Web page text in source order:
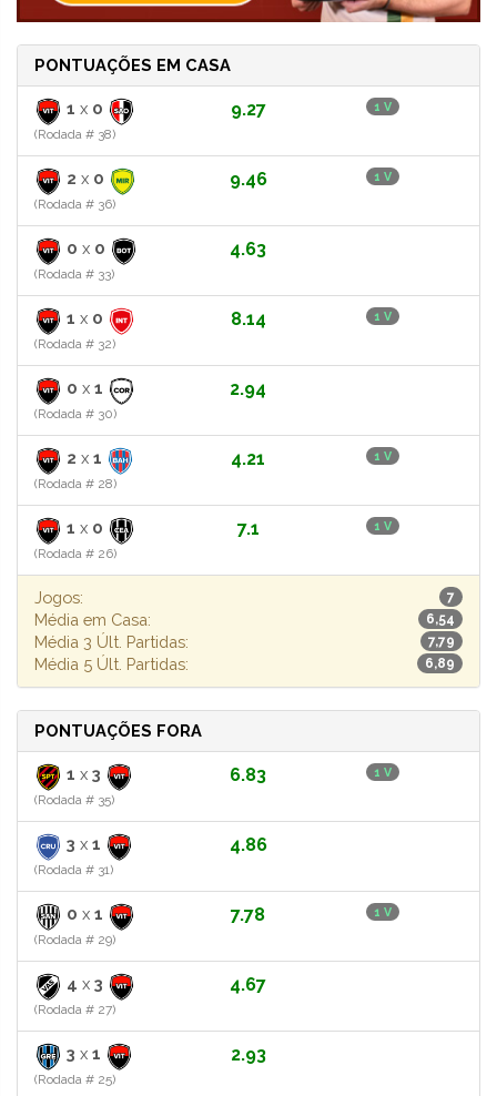
PONTUAÇÕES EM CASA
1 x 0
(Rodada # 38)
9.27 1 V
2 x 0
(Rodada # 36)
9.46 1 V
0 x 0
(Rodada # 33)
4.63
1 x 0
(Rodada # 32)
8.14 1 V
0 x 1
(Rodada # 30)
2.94
2 x 1
(Rodada # 28)
4.21 1 V
1 x 0
(Rodada # 26)
7.1 1 V
Jogos: 7
Média em Casa: 6,54
Média 3 Últ. Partidas: 7,79
Média 5 Últ. Partidas: 6,89
PONTUAÇÕES FORA
1 x 3
(Rodada # 35)
6.83 1 V
3 x 1
(Rodada # 31)
4.86
0 x 1
(Rodada # 29)
7.78 1 V
4 x 3
(Rodada # 27)
4.67
3 x 1
(Rodada # 25)
2.93